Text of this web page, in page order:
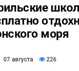
моря
августа 226